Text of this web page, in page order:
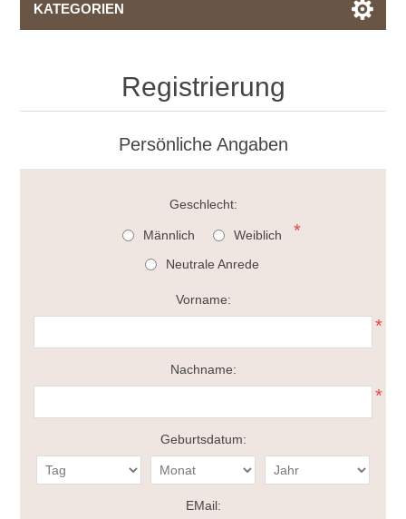
KATEGORIEN
Registrierung
Persönliche Angaben
Geschlecht:
Männlich
Weiblich
Neutrale Anrede
*
Vorname:
*
Nachname:
*
Geburtsdatum:
EMail: